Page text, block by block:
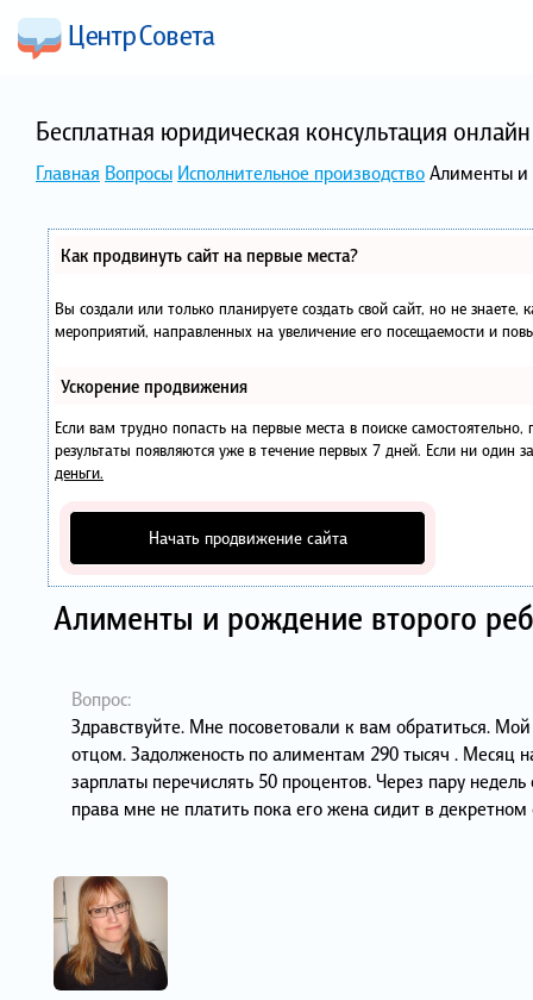
Бесплатная юридическая консультация
Главная Вопросы Исполнительное производствоАлименты и
Как продвинуть сайт на первые места?
Вы создали или только планируете создать свой сайт, но не
мероприятий, направленных на увеличение его посещаемости и
Ускорение продвижения
Если вам трудно попасть на первые места в поиске
результаты появляются уже в течение первых 7 дней. Если ни один
деньги.
Начать продвижение сайта
Алименты и рождение второго
Вопрос:
Здравствуйте. Мне посоветовали к вам обратиться.
отцом. Задолженость по алиментам 290 тысяч . Месяц
зарплаты перечислять 50 процентов. Через пару
права мне не платить пока его жена сидит в декретном